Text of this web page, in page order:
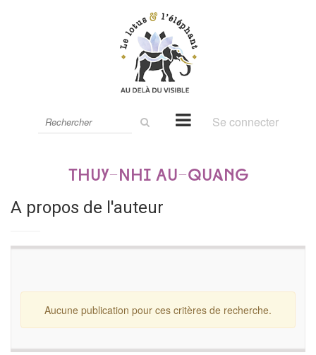
le
Se connecter
Thuy-Nhi Au-Quang
A propos de l'auteur
Aucune publication pour ces critères de recherche.